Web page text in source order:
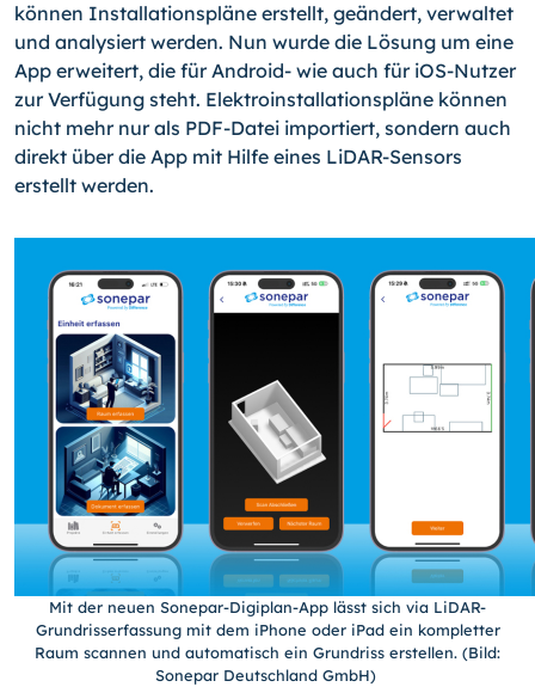
können Installationspläne erstellt, geändert, verwaltet
und analysiert werden. Nun wurde die Lösung um eine
App erweitert, die für Android- wie auch für iOS-Nutzer
zur Verfügung steht. Elektroinstallationspläne können
nicht mehr nur als PDF-Datei importiert, sondern auch
direkt über die App mit Hilfe eines LiDAR-Sensors
erstellt werden.
Mit der neuen Sonepar-Digiplan-App lässt sich via LiDAR-
Grundrisserfassung mit dem iPhone oder iPad ein kompletter
Raum scannen und automatisch ein Grundriss erstellen. (Bild:
Sonepar Deutschland GmbH)